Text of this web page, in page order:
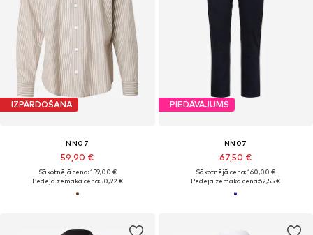
IZPĀRDOŠANA
NN07
59,90 €
Sākotnējā cena: 159,00 €
Pēdējā zemākā cena:50,92 €
PIEDĀVĀJUMS
NN07
67,50 €
Sākotnējā cena: 160,00 €
Pēdējā zemākā cena:62,55 €